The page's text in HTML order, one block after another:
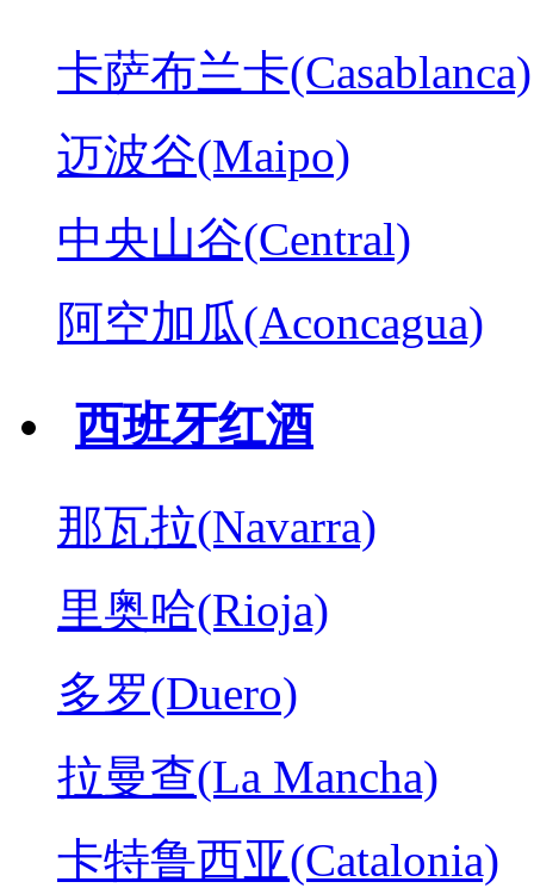
卡萨布兰卡(Casablanca)
迈波谷(Maipo)
中央山谷(Central)
阿空加瓜(Aconcagua)
西班牙红酒
那瓦拉(Navarra)
里奥哈(Rioja)
多罗(Duero)
拉曼查(La Mancha)
卡特鲁西亚(Catalonia)